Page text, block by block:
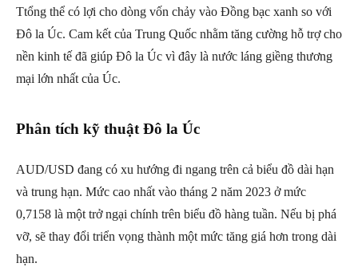
Ttổng thể có lợi cho dòng vốn chảy vào Đồng bạc xanh so với
Đô la Úc. Cam kết của Trung Quốc nhằm tăng cường hỗ trợ cho
nền kinh tế đã giúp Đô la Úc vì đây là nước láng giềng thương
mại lớn nhất của Úc.
Phân tích kỹ thuật Đô la Úc
AUD/USD đang có xu hướng đi ngang trên cả biểu đồ dài hạn
và trung hạn. Mức cao nhất vào tháng 2 năm 2023 ở mức
0,7158 là một trở ngại chính trên biểu đồ hàng tuần. Nếu bị phá
vỡ, sẽ thay đổi triển vọng thành một mức tăng giá hơn trong dài
hạn.